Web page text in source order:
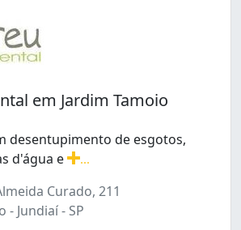
em Jardim Tamoio
desentupimento de esgotos,
d'água e
Curado, 211
- Jundiaí - SP